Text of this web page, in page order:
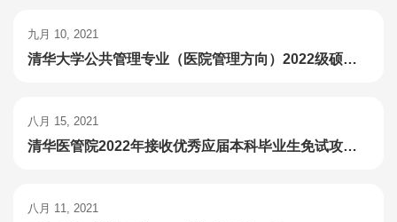
九月 10, 2021
清华大学公共管理专业（医院管理方向）2022级硕士推免生考核及录取办法
八月 15, 2021
清华医管院2022年接收优秀应届本科毕业生免试攻读硕士学位研究生报名通知
八月 11, 2021